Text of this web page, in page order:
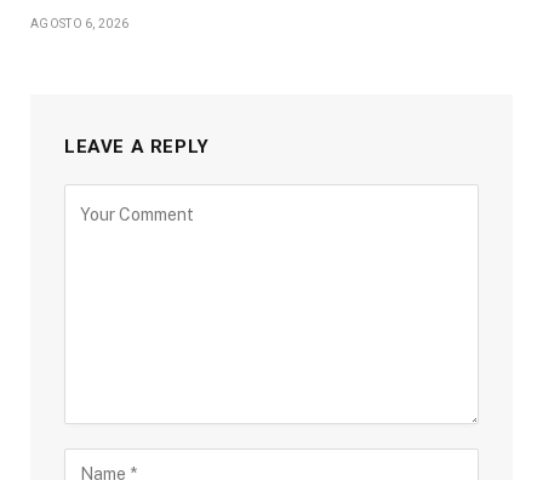
AGOSTO 6, 2026
LEAVE A REPLY